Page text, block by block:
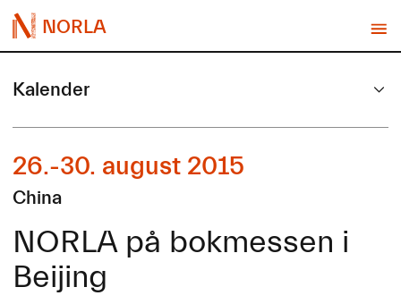
NORLA
Kalender
26.-30. august 2015
China
NORLA på bokmessen i
Beijing